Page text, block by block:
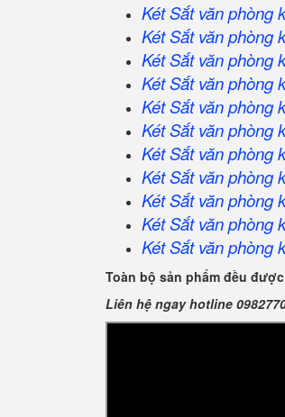
Két Sắt văn phòng
Két Sắtvăn phòng
Két Sắtvăn phòng
Két Sắtvăn phòng
Két Sắtvăn phòng
Két Sắtvăn phòng
Két Sắtvăn phòng
Két Sắtvăn phòng
Két Sắtvăn phòng
Két Sắtvăn phòng
Két Sắtvăn phòng
Toàn bộ sản phẩm đều
Liên hệ ngay hotline